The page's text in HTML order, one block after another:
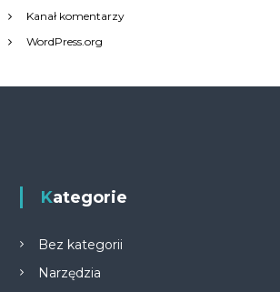
Kanał komentarzy
WordPress.org
Kategorie
Bez kategorii
Narzędzia